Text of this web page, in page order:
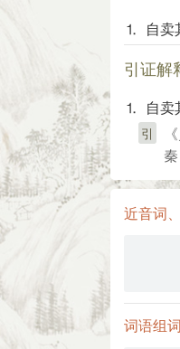
⒈ 自卖
引证解
⒈ 自卖
引
近音词
词语组词